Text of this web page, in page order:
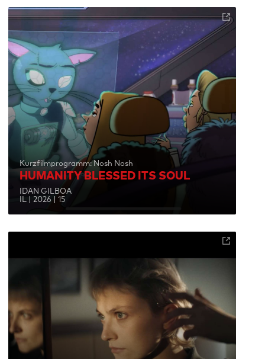
Kurzfilmprogramm: Nosh Nosh
HUMANITY BLESSED ITS SOUL
IDAN GILBOA
IL | 2026 | 15